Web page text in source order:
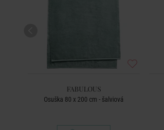
FABULOUS
Osuška 80 x 200 cm - šalviová